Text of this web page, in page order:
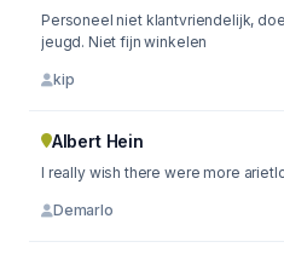
Personeel niet klantvriendelijk,
jeugd. Niet fijn winkelen
kip
Albert Hein
I really wish there were more
Demarlo